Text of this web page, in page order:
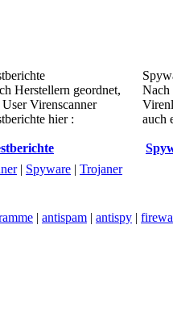
Herstellern geordnet,
Virenscanner
hier :
Nach
auch
| Spyware | Trojaner
| antispam | antispy |